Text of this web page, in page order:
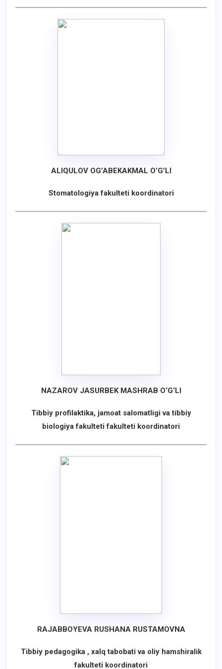
ALIQULOV OG’ABEKAKMAL O’G’LI
Stomatologiya fakulteti koordinatori
NAZAROV JASURBEK MASHRAB O‘G‘LI
Tibbiy profilaktika, jamoat salomatligi va tibbiy
biologiyafakulteti fakulteti koordinatori
RAJABBOYEVA RUSHANA RUSTAMOVNA
Tibbiy pedagogika , xalq tabobati va oliy hamshiralik
fakulteti koordinatori